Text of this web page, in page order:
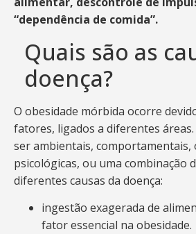
“dependência de comida”.
Quais são as
doença?
O obesidade mórbida ocorre
fatores, ligados a diferentes áreas.
ser ambientais, comportamentais,
psicológicas, ou uma combinação
diferentes causas da doença:
ingestão exagerada de
fator essencial na obesidade.